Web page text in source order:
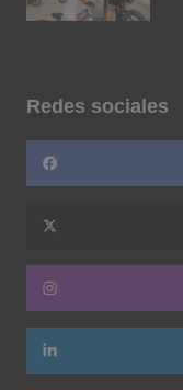
Redes sociales